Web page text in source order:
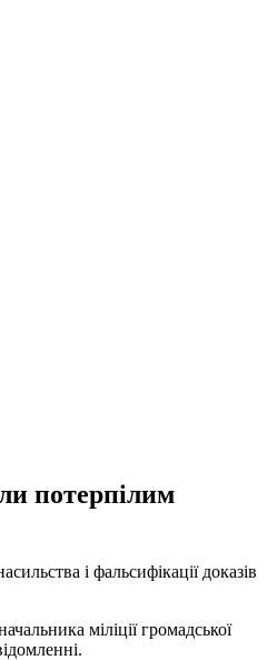
потерпілим
і фальсифікації доказів
міліції громадської